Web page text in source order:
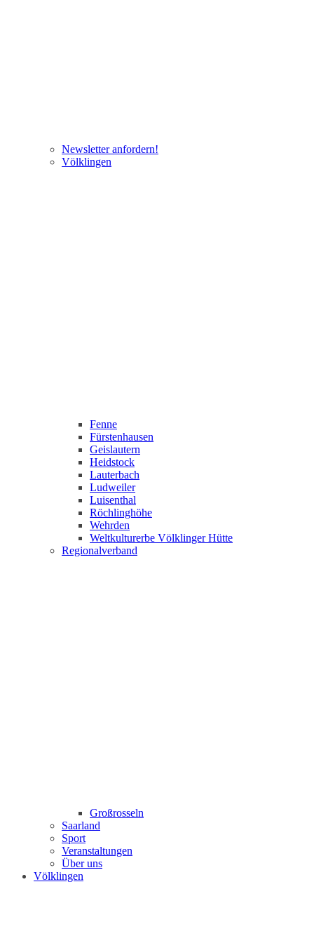
Newsletter anfordern!
Völklingen
Fenne
Fürstenhausen
Geislautern
Heidstock
Lauterbach
Ludweiler
Luisenthal
Röchlinghöhe
Wehrden
Weltkulturerbe Völklinger Hütte
Regionalverband
Großrosseln
Saarland
Sport
Veranstaltungen
Über uns
Völklingen